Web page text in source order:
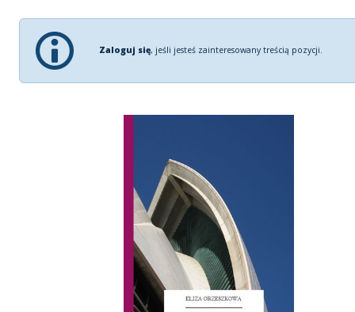
Zaloguj się, jeśli jesteś zainteresowany treścią pozycji.